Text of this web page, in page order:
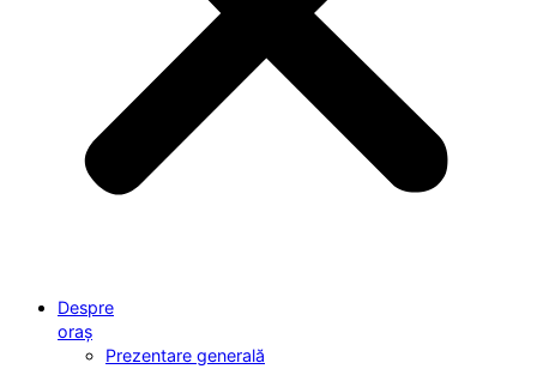
Despre
oraș
Prezentare generală